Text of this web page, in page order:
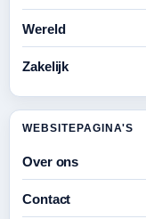
Wereld
Zakelijk
WEBSITEPAGINA'S
Over ons
Contact